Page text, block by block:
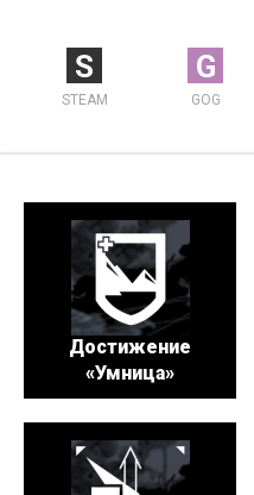
S
STEAM
G
GOG
Достижение
«Умница»